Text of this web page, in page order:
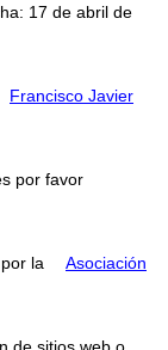
17 de abril de
Francisco Javier
por favor
la
Asociación